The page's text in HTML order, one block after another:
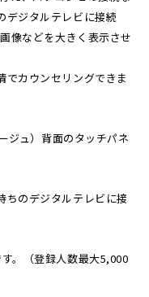
デジタルテレビに接続
像などを大きく表示させ
でカウンセリングできま
ジュ）背面のタッチパネ
ちのデジタルテレビに接
。（登録人数最大5,000